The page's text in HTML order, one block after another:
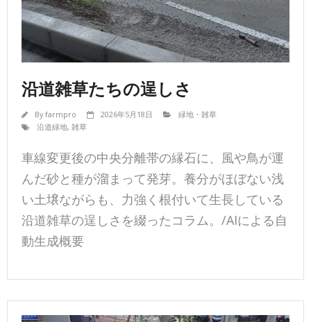
沿道雑草たちの逞しさ
Byfarmpro 2026年5月18日
緑地・雑草
沿道緑地, 雑草
車線変更後の中央分離帯の縁石に、風や鳥が運
んだ砂と種が溜まって発芽。養分がほぼない浅
い土壌ながらも、力強く根付いて生長している
沿道雑草の逞しさを綴ったコラム。/AIによる自
動生成概要